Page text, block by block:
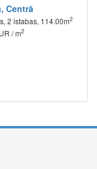
Centrā
2 istabas, 114.00m2
/ m2